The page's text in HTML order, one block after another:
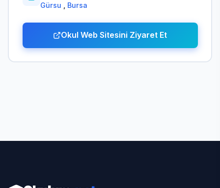
Gürsu Bursa
Okul Web Sitesini Ziyaret Et